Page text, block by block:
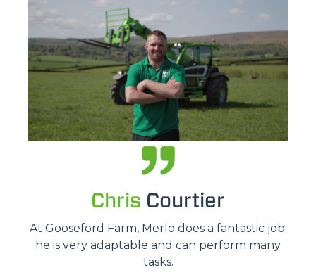
Chris Courtier
At Gooseford Farm, Merlo does a fantastic job:
he is very adaptable and can perform many
tasks.